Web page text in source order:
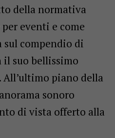
della normativa
eventi e come
compendio di
il suo bellissimo
All’ultimo piano della
sonoro
di vista offerto alla